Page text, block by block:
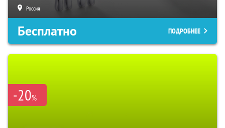
Россия
Бесплатно ПОДРОБНЕЕ
-20%